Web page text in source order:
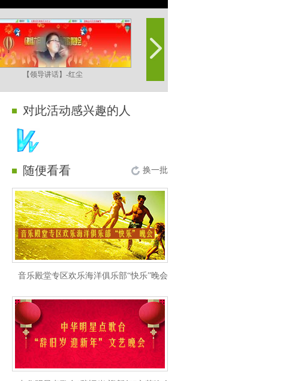
【领导讲话】-红尘
对此活动感兴趣的人
随便看看 换一批
音乐殿堂专区欢乐海洋俱乐部“快乐”晚会